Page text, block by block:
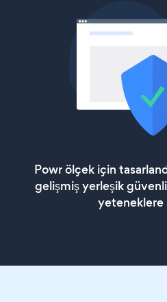
Powr ölçek için
gelişmiş yerleşik
yeteneklere